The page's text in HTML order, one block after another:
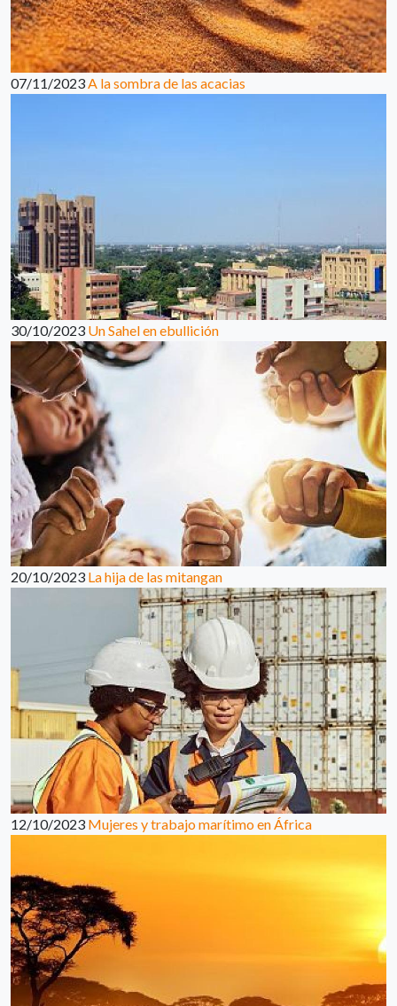
07/11/2023A la sombra de las acacias
30/10/2023 Un Sahel en ebullición
20/10/2023 La hija de las mitangan
12/10/2023 Mujeres y trabajo marítimo en África